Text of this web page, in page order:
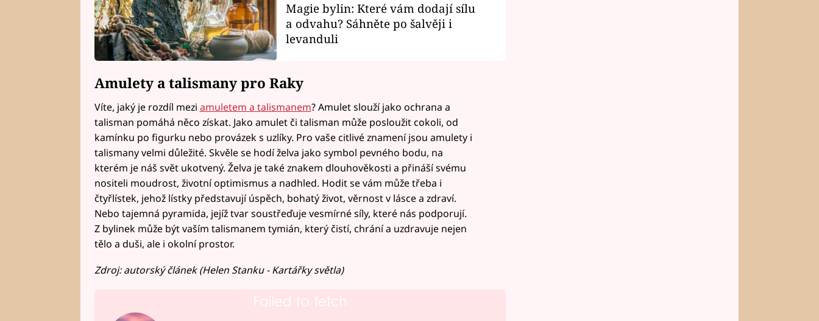
Magie bylin: Které vám dodají sílu
a odvahu? Sáhněte po šalvěji i
levanduli
Amulety a talismany pro Raky
Víte, jaký je rozdíl mezi amuletem a talismanem? Amulet slouží jako ochrana a
talisman pomáhá něco získat. Jako amulet či talisman může posloužit cokoli, od
kamínku po figurku nebo provázek s uzlíky. Pro vaše citlivé znamení jsou amulety i
talismany velmi důležité. Skvěle se hodí želva jako symbol pevného bodu, na
kterém je náš svět ukotvený. Želva je také znakem dlouhověkosti a přináší svému
nositeli moudrost, životní optimismus a nadhled. Hodit se vám může třeba i
čtyřlístek, jehož lístky představují úspěch, bohatý život, věrnost v lásce a zdraví.
Nebo tajemná pyramida, jejíž tvar soustřeďuje vesmírné síly, které nás podporují.
Z bylinek může být vaším talismanem tymián, který čistí, chrání a uzdravuje nejen
tělo a duši, ale i okolní prostor.
Zdroj: autorský článek (Helen Stanku - Kartářky světla)
Failed to fetch